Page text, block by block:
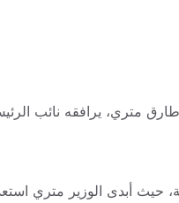
متري، يرافقه نائب
حيث أبدى الوزير متري